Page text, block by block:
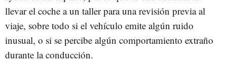
llevar el coche a un taller para una revisión previa al
viaje, sobre todo si el vehículo emite algún ruido
inusual, o si se percibe algún comportamiento extraño
durante la conducción.